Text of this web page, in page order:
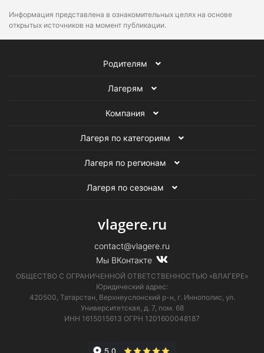
Информация представлена в ознакомительных целях на основе
открытых источников на момент публикации.
Родителям
Лагерям
Компания
Лагеря по категориям
Лагеря по регионам
Лагеря по сезонам
vlagere.ru
contact@vlagere.ru
Мы ВКонтакте
ОБЩЕСТВО С ОГРАНИЧЕННОЙ ОТВЕТСТВЕННОСТЬЮ «ВЛАГЕРЕ»
Юридический адрес:
420500, Татарстан, Верхнеуслонский р-н, г. Иннополис, ул.
Университетская, д. 7, пом. 68
ИНН 1615015613 ОГРН 1201600048187